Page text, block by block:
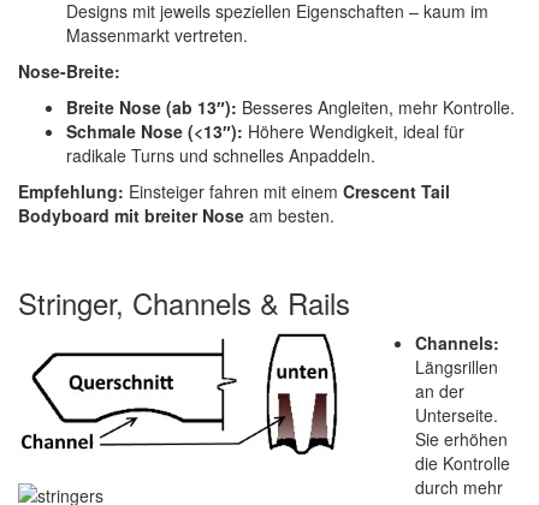
Designs mit jeweils speziellen Eigenschaften – kaum im
Massenmarkt vertreten.
Nose-Breite:
Breite Nose (ab 13″): Besseres Angleiten, mehr Kontrolle.
Schmale Nose (<13″): Höhere Wendigkeit, ideal für
radikale Turns und schnelles Anpaddeln.
Empfehlung: Einsteiger fahren mit einem Crescent Tail
Bodyboard mit breiter Nose am besten.
Stringer, Channels & Rails
Channels:
Längsrillen
an der
Unterseite.
Sie erhöhen
die Kontrolle
durch mehr